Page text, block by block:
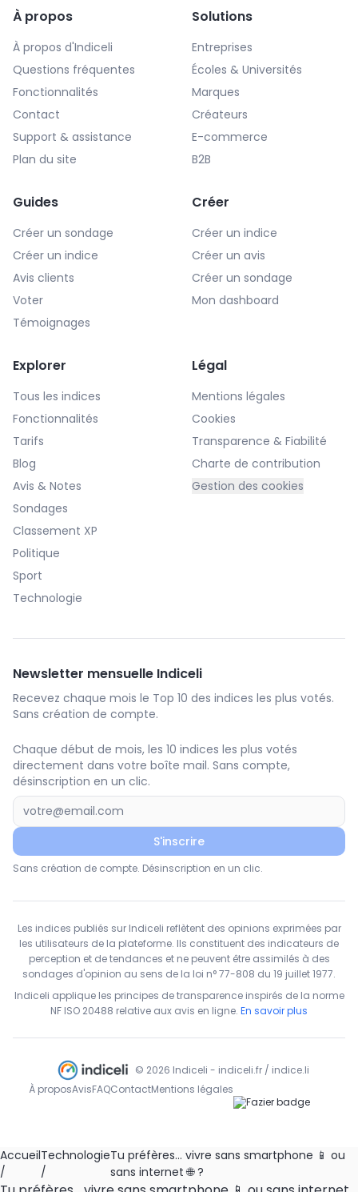
À propos
À propos d'Indiceli
Questions fréquentes
Fonctionnalités
Contact
Support & assistance
Plan du site
Solutions
Entreprises
Écoles & Universités
Marques
Créateurs
E-commerce
B2B
Guides
Créer un sondage
Créer un indice
Avis clients
Voter
Témoignages
Créer
Créer un indice
Créer un avis
Créer un sondage
Mon dashboard
Explorer
Tous les indices
Fonctionnalités
Tarifs
Blog
Avis & Notes
Sondages
Classement XP
Politique
Sport
Technologie
Légal
Mentions légales
Cookies
Transparence & Fiabilité
Charte de contribution
Gestion des cookies
Newsletter mensuelle Indiceli
Recevez chaque mois le Top 10 des indices les plus votés.
Sans création de compte.
Chaque début de mois, les 10 indices les plus votés
directement dans votre boîte mail. Sans compte,
désinscription en un clic.
S'inscrire
Sans création de compte. Désinscription en un clic.
Les indices publiés sur Indiceli reflètent des opinions exprimées par
les utilisateurs de la plateforme. Ils constituent des indicateurs de
perception et de tendances et ne peuvent être assimilés à des
sondages d'opinion au sens de la loi n° 77-808 du 19 juillet 1977.
Indiceli applique les principes de transparence inspirés de la norme
NF ISO 20488 relative aux avis en ligne. En savoir plus
© 2026 Indiceli - indiceli.fr / indice.li
À proposAvisFAQContactMentions légales
Accueil
/
Technologie
/
Tu préfères… vivre sans smartphone 📱 ou
sans internet 🌐 ?